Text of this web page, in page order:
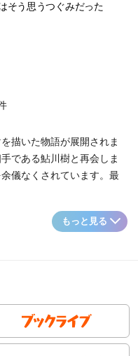
そう思うつぐみだった
描いた物語が展開されま
である鮎川樹と再会しま
儀なくされています。最
もっと見る